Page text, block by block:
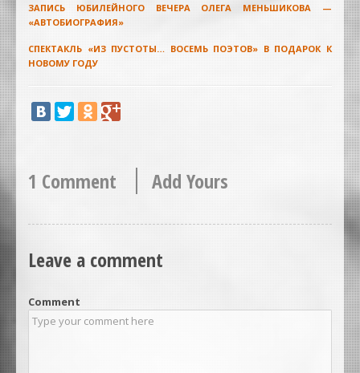
ЗАПИСЬ ЮБИЛЕЙНОГО ВЕЧЕРА ОЛЕГА МЕНЬШИКОВА —
«АВТОБИОГРАФИЯ»
СПЕКТАКЛЬ «ИЗ ПУСТОТЫ… ВОСЕМЬ ПОЭТОВ» В ПОДАРОК К
НОВОМУ ГОДУ
1 Comment Add Yours
Leave a comment
Comment